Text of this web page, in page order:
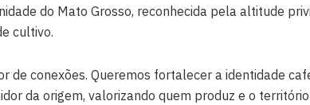
do Mato Grosso, reconhecida pela altitude
cultivo.
de conexões. Queremos fortalecer a identidade
da origem, valorizando quem produz e o